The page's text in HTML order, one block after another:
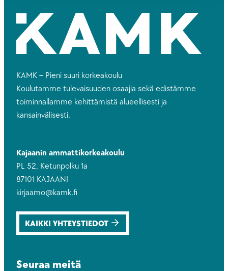
KAMK – Pieni suuri korkeakoulu
Koulutamme tulevaisuuden osaajia sekä edistämme
toiminnallamme kehittämistä alueellisesti ja
kansainvälisesti.
Kajaanin ammattikorkeakoulu
PL 52, Ketunpolku 1a
87101 KAJAANI
kirjaamo@kamk.fi
KAIKKI YHTEYSTIEDOT
Seuraa meitä